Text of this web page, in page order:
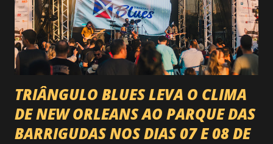
da música brasileira , contemplando sertanejo, forró,
piseiro e sofrência nível hard: Gusttavo Lima Leonardo
Natanzinho Lima Jads & ...
TRIÂNGULO BLUES LEVA O CLIMA
DE NEW ORLEANS AO PARQUE DAS
BARRIGUDAS NOS DIAS 07 E 08 DE